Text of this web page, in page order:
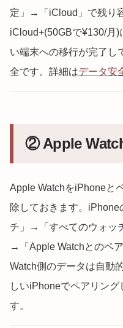
定」→「iCloud」で残り
iCloud+(50GBで¥130/月
い端末への移行が完了し
全です。詳細はデータ安
② Apple
Apple WatchをiPhoneと
除しておきます。
チ」→「すべてのウォッ
→「Apple Watchとのペ
Watch側のデータは自動
しいiPhoneでペアリング
す。